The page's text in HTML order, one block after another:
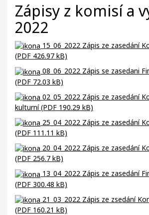
Zápisy z komisí a
2022
15_06_2022 Zápis ze zasedání
(PDF 426.97 kB)
08_06_2022 Zápis se zasedani
(PDF 72.03 kB)
02_05_2022 Zápis ze zasedání
kulturní (PDF 190.29 kB)
25_04_2022 Zápis ze zasedání
(PDF 111.11 kB)
20_04_2022 Zápis ze zasedání
(PDF 256.7 kB)
13_04_2022 Zápis ze zasedání
(PDF 300.48 kB)
21_03_2022 Zápis ze zsedání
(PDF 160.21 kB)